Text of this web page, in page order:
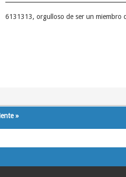
6131313, orgulloso de ser un miembro
»